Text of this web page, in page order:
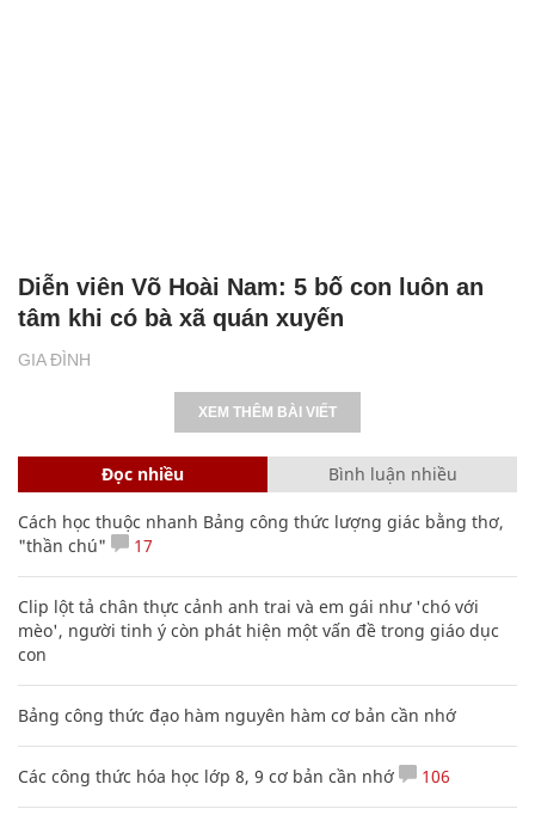
GIA ĐÌNH
Diễn viên Võ Hoài Nam: 5 bố con luôn an
tâm khi có bà xã quán xuyến
XEM THÊM BÀI VIẾT
Đọc nhiều Bình luận nhiều
Cách học thuộc nhanh Bảng công thức lượng giác bằng thơ,
"thần chú"
17
Clip lột tả chân thực cảnh anh trai và em gái như 'chó với
mèo', người tinh ý còn phát hiện một vấn đề trong giáo dục
con
Bảng công thức đạo hàm nguyên hàm cơ bản cần nhớ
Các công thức hóa học lớp 8, 9 cơ bản cần nhớ 106